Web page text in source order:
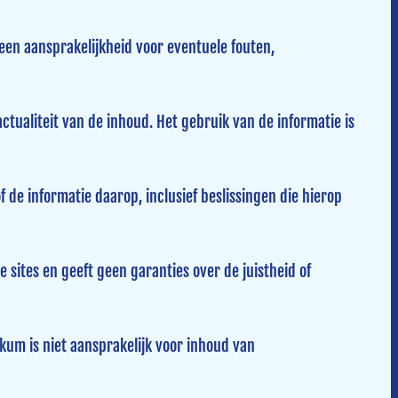
aansprakelijkheid voor eventuele fouten,
van de inhoud. Het gebruik van de informatie is
informatie daarop, inclusief beslissingen die hierop
sites en geeft geen garanties over de juistheid of
is niet aansprakelijk voor inhoud van